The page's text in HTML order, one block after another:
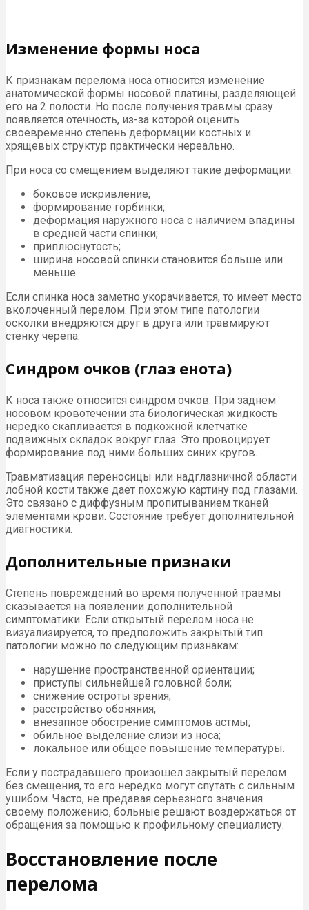
Изменение формы носа
К признакам перелома носа относится изменение
анатомической формы носовой платины, разделяющей
его на 2 полости. Но после получения травмы сразу
появляется отечность, из-за которой оценить
своевременно степень деформации костных и
хрящевых структур практически нереально.
При носа со смещением выделяют такие деформации:
боковое искривление;
формирование горбинки;
деформация наружного носа с наличием впадины
в средней части спинки;
приплюснутость;
ширина носовой спинки становится больше или
меньше.
Если спинка носа заметно укорачивается, то имеет место
вколоченный перелом. При этом типе патологии
осколки внедряются друг в друга или травмируют
стенку черепа.
Синдром очков (глаз енота)
К носа также относится синдром очков. При заднем
носовом кровотечении эта биологическая жидкость
нередко скапливается в подкожной клетчатке
подвижных складок вокруг глаз. Это провоцирует
формирование под ними больших синих кругов.
Травматизация переносицы или надглазничной области
лобной кости также дает похожую картину под глазами.
Это связано с диффузным пропитыванием тканей
элементами крови. Состояние требует дополнительной
диагностики.
Дополнительные признаки
Степень повреждений во время полученной травмы
сказывается на появлении дополнительной
симптоматики. Если открытый перелом носа не
визуализируется, то предположить закрытый тип
патологии можно по следующим признакам:
нарушение пространственной ориентации;
приступы сильнейшей головной боли;
снижение остроты зрения;
расстройство обоняния;
внезапное обострение симптомов астмы;
обильное выделение слизи из носа;
локальное или общее повышение температуры.
Если у пострадавшего произошел закрытый перелом
без смещения, то его нередко могут спутать с сильным
ушибом. Часто, не предавая серьезного значения
своему положению, больные решают воздержаться от
обращения за помощью к профильному специалисту.
Восстановление после
перелома